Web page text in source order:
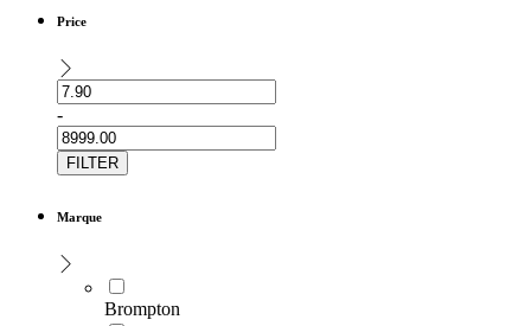
Price
-
FILTER
Marque
Brompton